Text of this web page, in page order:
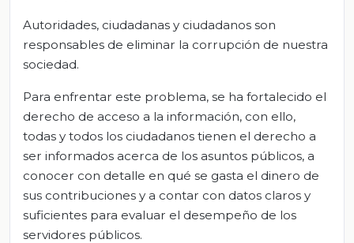
Autoridades, ciudadanas y ciudadanos son
responsables de eliminar la corrupción de nuestra
sociedad.
Para enfrentar este problema, se ha fortalecido el
derecho de acceso a la información, con ello,
todas y todos los ciudadanos tienen el derecho a
ser informados acerca de los asuntos públicos, a
conocer con detalle en qué se gasta el dinero de
sus contribuciones y a contar con datos claros y
suficientes para evaluar el desempeño de los
servidores públicos.